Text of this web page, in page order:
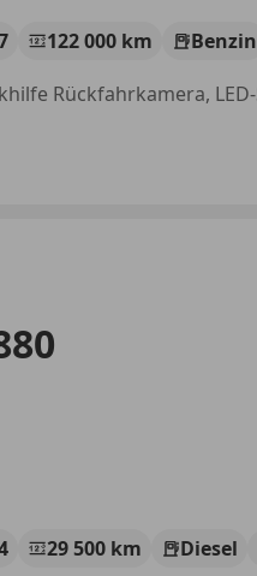
122 000 km Benzin
29 500 km Diesel